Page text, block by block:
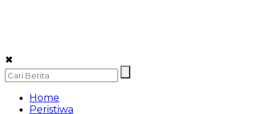
✖
Home
Peristiwa